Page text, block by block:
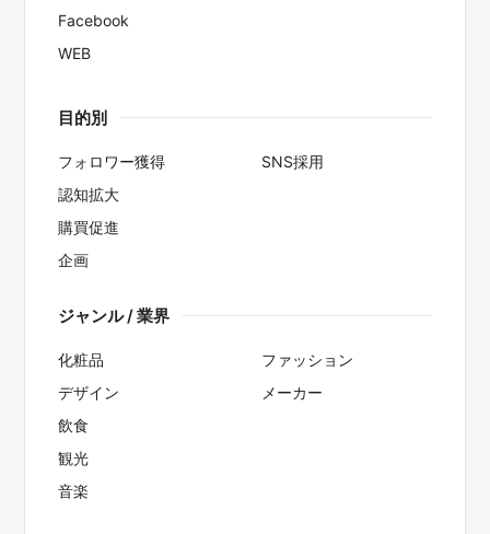
Facebook
WEB
目的別
フォロワー獲得
認知拡大
購買促進
企画
SNS採用
ジャンル / 業界
化粧品
デザイン
飲食
観光
音楽
ファッション
メーカー